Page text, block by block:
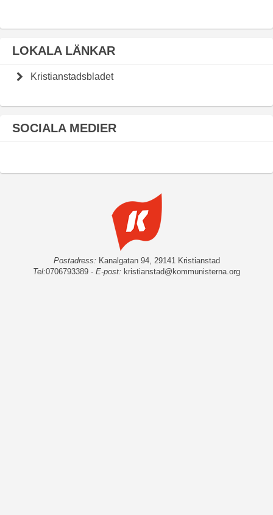
LOKALA LÄNKAR
Kristianstadsbladet
SOCIALA MEDIER
Postadress: Kanalgatan 94, 29141 Kristianstad
Tel:0706793389 - E-post: kristianstad@kommunisterna.org